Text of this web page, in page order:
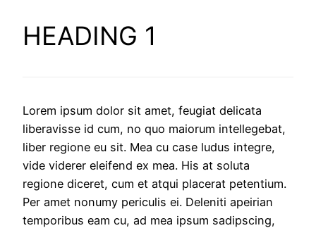
HEADING 1
Lorem ipsum dolor sit amet, feugiat delicata
liberavisse id cum, no quo maiorum intellegebat,
liber regione eu sit. Mea cu case ludus integre,
vide viderer eleifend ex mea. His at soluta
regione diceret, cum et atqui placerat petentium.
Per amet nonumy periculis ei. Deleniti apeirian
temporibus eam cu, ad mea ipsum sadipscing,